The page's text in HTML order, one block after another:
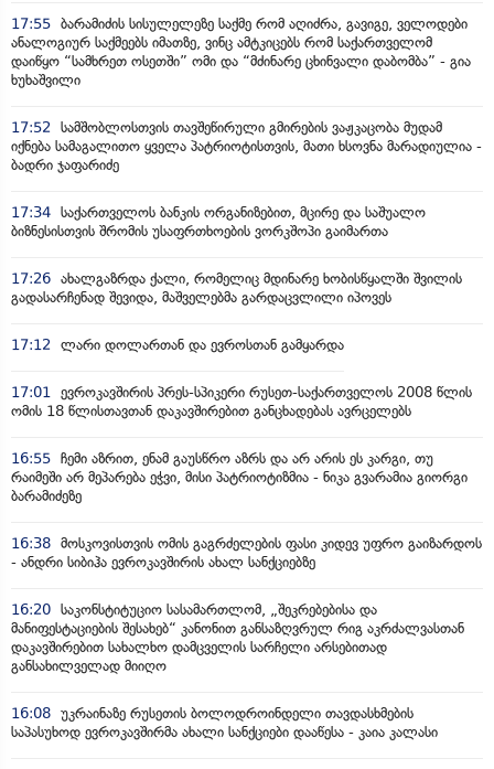
17:55 ბარამიძის სისულელეზე საქმე რომ აღიძრა, გავიგე, ველოდები
ანალოგიურ საქმეებს იმათზე, ვინც ამტკიცებს რომ საქართველომ
დაიწყო “სამხრეთ ოსეთში” ომი და “მძინარე ცხინვალი დაბომბა” - გია
ხუხაშვილი
17:52
სამშობლოსთვის თავშეწირული გმირების ვაჟკაცობა მუდამ
იქნება სამაგალითო ყველა პატრიოტისთვის, მათი ხსოვნა მარადიულია -
ბადრი ჯაფარიძე
17:34 საქართველოს ბანკის ორგანიზებით, მცირე და საშუალო
ბიზნესისთვის შრომის უსაფრთხოების ვორკშოპი გაიმართა
17:26 ახალგაზრდა ქალი, რომელიც მდინარე ხობისწყალში შვილის
გადასარჩენად შევიდა, მაშველებმა გარდაცვლილი იპოვეს
17:12 ლარი დოლართან და ევროსთან გამყარდა
17:01
ევროკავშირის პრეს-სპიკერი რუსეთ-საქართველოს 2008 წლის
ომის 18 წლისთავთან დაკავშირებით განცხადებას ავრცელებს
16:55 ჩემი აზრით, ენამ გაუსწრო აზრს და არ არის ეს კარგი, თუ
რაიმეში არ მეპარება ეჭვი, მისი პატრიოტიზმია - ნიკა გვარამია გიორგი
ბარამიძეზე
16:38 მოსკოვისთვის ომის გაგრძელების ფასი კიდევ უფრო გაიზარდოს
- ანდრი სიბიჰა ევროკავშირის ახალ სანქციებზე
16:20 საკონსტიტუციო სასამართლომ, „შეკრებებისა და
მანიფესტაციების შესახებ“ კანონით განსაზღვრულ რიგ აკრძალვასთან
დაკავშირებით სახალხო დამცველის სარჩელი არსებითად
განსახილველად მიიღო
16:08 უკრაინაზე რუსეთის ბოლოდროინდელი თავდასხმების
საპასუხოდ ევროკავშირმა ახალი სანქციები დააწესა - კაია კალასი